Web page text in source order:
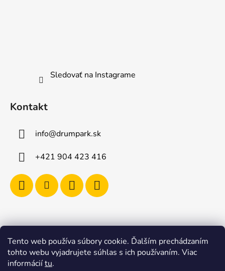
Tento web používa súbory cookie. Ďalším prechádzaním
tohto webu vyjadrujete súhlas s ich používaním. Viac
informáciítu.
Sledovať na Instagrame
Kontakt
info@drumpark.sk
+421 904 423 416
Navštívte aj e-shop s etnickými hudobnými nástrojmi
Drumbla.sk |
Tento web upravil onRock Design – Upravíme a